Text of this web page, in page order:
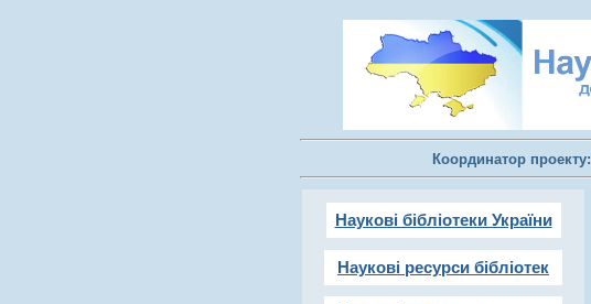
Координатор проекту:
Наукові бібліотеки України
Наукові ресурси бібліотек